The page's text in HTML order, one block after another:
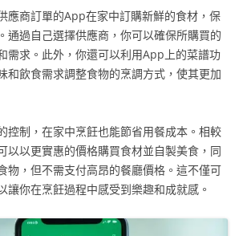
應商訂單的App在家中訂購新鮮的食材，保
通過自己選擇供應商，你可以確保所購買的
需求。此外，你還可以利用App上的菜譜功
和飲食需求調整食物的烹調方式，使其更加
控制，在家中烹飪也能節省用餐成本。相較
以以更實惠的價格購買食材並自製美食，同
物，但不需支付高昂的餐廳價格。這不僅可
讓你在烹飪過程中感受到樂趣和成就感。